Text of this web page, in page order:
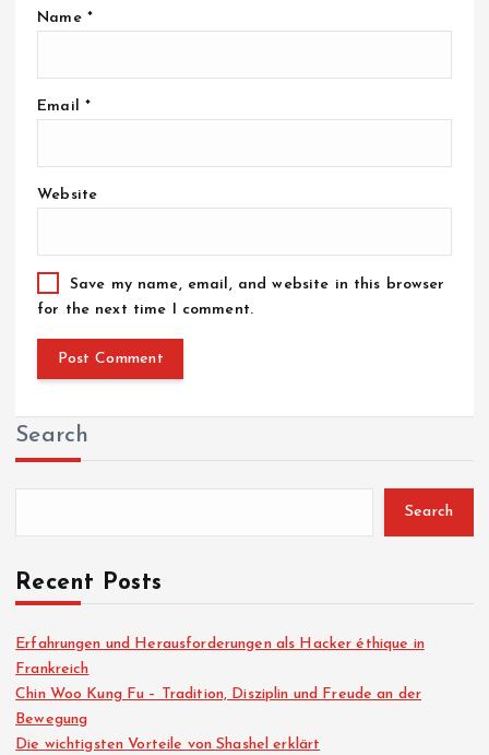
Name *
Email *
Website
Save my name, email, and website in this browser
for the next time I comment.
Search
Search
Recent Posts
Erfahrungen und Herausforderungen als Hacker éthique in
Frankreich
Chin Woo Kung Fu – Tradition, Disziplin und Freude an der
Bewegung
Die wichtigsten Vorteile von Shashel erklärt